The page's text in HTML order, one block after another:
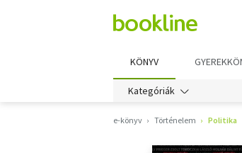
KÖNYV
Kategóriák
e-könyv Történelem Politika